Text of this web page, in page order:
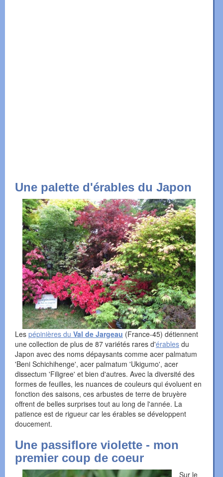
Une palette d'érables du Japon
Les pépinières du Val de Jargeau (France-45) détiennent
une collection de plus de 87 variétés rares d'érables du
Japon avec des noms dépaysants comme acer palmatum
'Beni Schichihenge', acer palmatum 'Ukigumo', acer
dissectum 'Filigree' et bien d'autres. Avec la diversité des
formes de feuilles, les nuances de couleurs qui évoluent en
fonction des saisons, ces arbustes de terre de bruyère
offrent de belles surprises tout au long de l'année. La
patience est de rigueur car les érables se développent
doucement.
Une passiflore violette - mon
premier coup de coeur
Sur le